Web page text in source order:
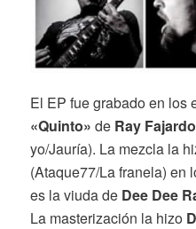
El EP fue grabado en los
«Quinto» de Ray Fajardo
yo/Jauría). La mezcla la
(Ataque77/La franela) en
es la viuda de Dee Dee
La masterización la hizo